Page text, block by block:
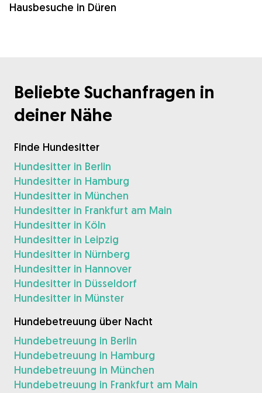
Hausbesuche in Düren
Beliebte Suchanfragen in
deiner Nähe
Finde Hundesitter
Hundesitter in Berlin
Hundesitter in Hamburg
Hundesitter in München
Hundesitter in Frankfurt am Main
Hundesitter in Köln
Hundesitter in Leipzig
Hundesitter in Nürnberg
Hundesitter in Hannover
Hundesitter in Düsseldorf
Hundesitter in Münster
Hundebetreuung über Nacht
Hundebetreuung in Berlin
Hundebetreuung in Hamburg
Hundebetreuung in München
Hundebetreuung in Frankfurt am Main